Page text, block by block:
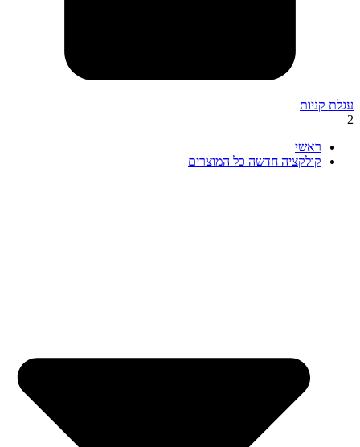
עגלת קניות
2
ראשי
קולקציה חדשה כל המוצרים